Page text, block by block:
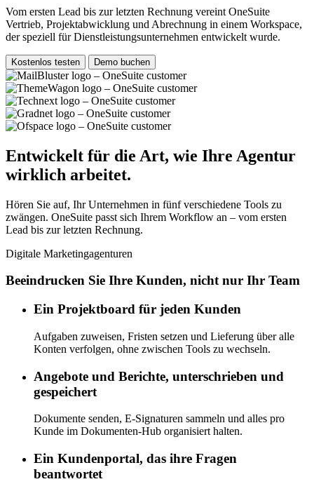
Vom ersten Lead bis zur letzten Rechnung vereint OneSuite
Vertrieb, Projektabwicklung und Abrechnung in einem Workspace,
der speziell für Dienstleistungsunternehmen entwickelt wurde.
Kostenlos testen Demo buchen
Entwickelt für die Art, wie Ihre Agentur
wirklich arbeitet.
Hören Sie auf, Ihr Unternehmen in fünf verschiedene Tools zu
zwängen. OneSuite passt sich Ihrem Workflow an – vom ersten
Lead bis zur letzten Rechnung.
Digitale Marketingagenturen
Beeindrucken Sie Ihre Kunden, nicht nur Ihr Team
Ein Projektboard für jeden Kunden
Aufgaben zuweisen, Fristen setzen und Lieferung über alle
Konten verfolgen, ohne zwischen Tools zu wechseln.
Angebote und Berichte, unterschrieben und
gespeichert
Dokumente senden, E-Signaturen sammeln und alles pro
Kunde im Dokumenten-Hub organisiert halten.
Ein Kundenportal, das ihre Fragen
beantwortet